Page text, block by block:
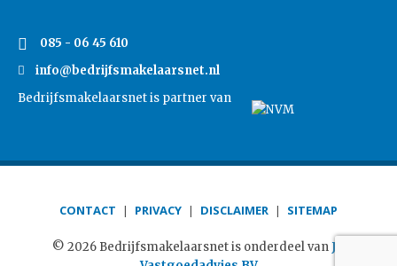
085 - 06 45 610
info@bedrijfsmakelaarsnet.nl
Bedrijfsmakelaarsnet is partner van
CONTACT PRIVACY DISCLAIMER SITEMAP
© 2026 Bedrijfsmakelaarsnet is onderdeel vanJB